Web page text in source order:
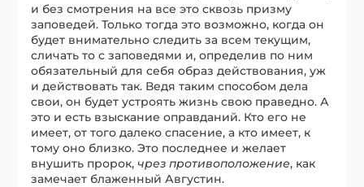
и без смотрения на все это сквозь призму
заповедей. Только тогда это возможно, когда он
будет внимательно следить за всем текущим,
сличать то с заповедями и, определив по ним
обязательный для себя образ действования, уж
и действовать так. Ведя таким способом дела
свои, он будет устроять жизнь свою праведно. А
это и есть взыскание оправданий. Кто его не
имеет, от того далеко спасение, а кто имеет, к
тому оно близко. Это последнее и желает
внушить пророк,чрез противоположение, как
замечает блаженный Августин.